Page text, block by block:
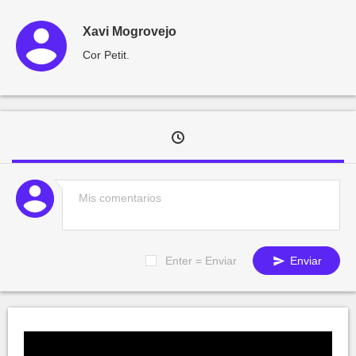
Xavi Mogrovejo
Cor Petit.
Enter = Enviar Enviar